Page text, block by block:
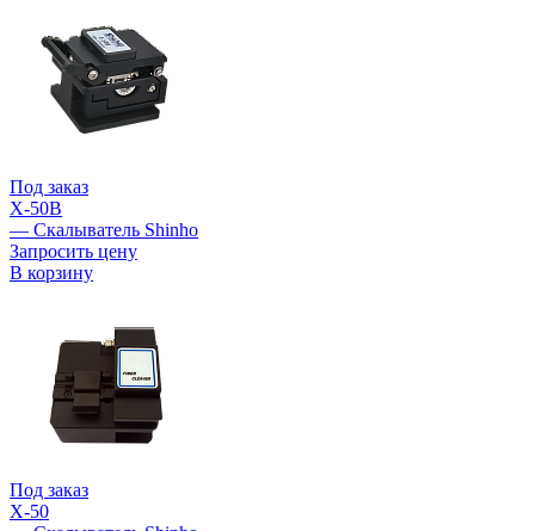
Под заказ
X-50B
— Скалыватель Shinho
Запросить цену
В корзину
Под заказ
X-50